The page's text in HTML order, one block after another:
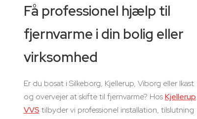
Få professionel hjælp til
fjernvarme i din bolig eller
virksomhed
Er du bosat i Silkeborg, Kjellerup, Viborg eller Ikast
og overvejer at skifte til fjernvarme? HosKjellerup
VVS tilbyder vi professionel installation, tilslutning